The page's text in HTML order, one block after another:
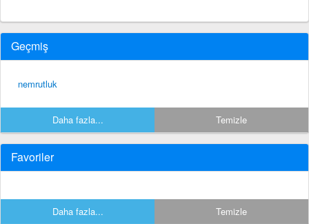
Geçmiş
nemrutluk
Daha fazla... Temizle
Favoriler
Daha fazla... Temizle